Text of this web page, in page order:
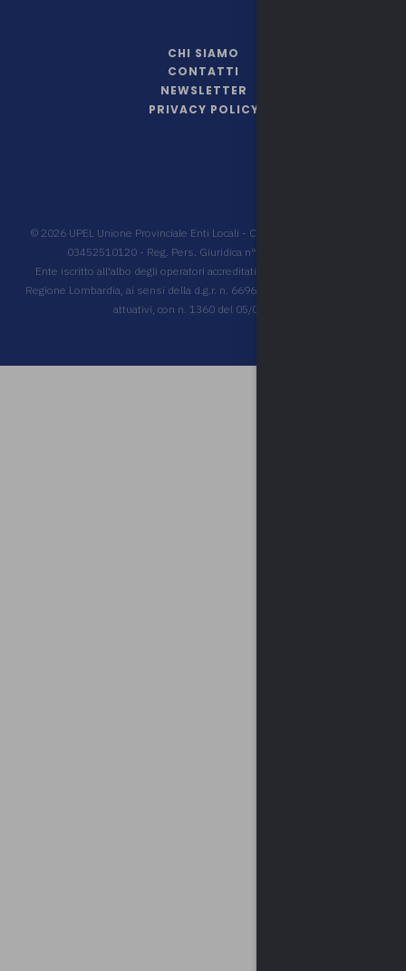
CHI SIAMO
CONTATTI
NEWSLETTER
PRIVACY POLICY
© 2026UPEL Unione Provinciale Enti Locali - C.F. 80009680127 - P.IVA
03452510120 - Reg. Pers. Giuridica n° 431 Trib. Varese
Ente iscritto all'albo degli operatori accreditati per la formazione della
Regione Lombardia, ai sensi della d.g.r. n. 6696 del 18/07/2022 e decreti
attuativi, con n. 1360 del 05/07/2023